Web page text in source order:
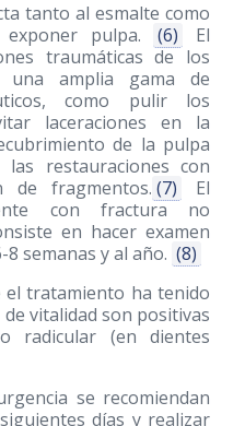
tanto al esmalte como
pulpa.
(6)
El
traumáticas de los
una amplia gama de
como pulir los
laceraciones en la
de la pulpa
restauraciones con
de fragmentos. (7)
El
con fractura no
en hacer examen
semanas y al año. (8)
el tratamiento ha tenido
vitalidad son positivas
radicular (en dientes
se recomiendan
días y realizar